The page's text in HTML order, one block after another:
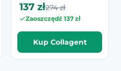
137 zł274 zł
Zaoszczędź 137 zł
Kup Collagent